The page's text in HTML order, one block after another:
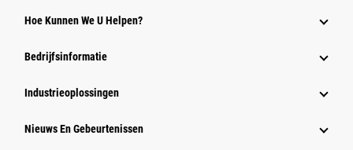
Hoe Kunnen We U Helpen?
Bedrijfsinformatie
Industrieoplossingen
Nieuws En Gebeurtenissen